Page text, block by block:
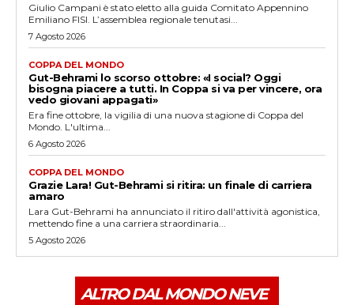
Giulio Campani è stato eletto alla guida Comitato Appennino
Emiliano FISI. L’assemblea regionale tenutasi...
7 Agosto 2026
COPPA DEL MONDO
Gut-Behrami lo scorso ottobre: «I social? Oggi
bisogna piacere a tutti. In Coppa si va per vincere, ora
vedo giovani appagati»
Era fine ottobre, la vigilia di una nuova stagione di Coppa del
Mondo. L'ultima...
6 Agosto 2026
COPPA DEL MONDO
Grazie Lara! Gut-Behrami si ritira: un finale di carriera
amaro
Lara Gut-Behrami ha annunciato il ritiro dall'attività agonistica,
mettendo fine a una carriera straordinaria...
5 Agosto 2026
ALTRO DAL MONDO NEVE